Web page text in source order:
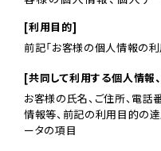
[利用目的]
前記「お客様の個人情報の
[共同して利用する個人情報
お客様の氏名、ご住所、電話
情報等、前記の利用目的の
ータの項目